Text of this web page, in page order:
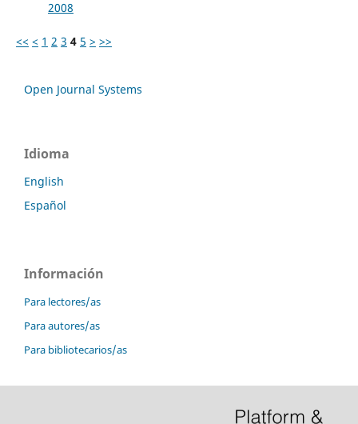
2008
<< < 1 2 3 4 5 > >>
Open Journal Systems
Idioma
English
Español
Información
Para lectores/as
Para autores/as
Para bibliotecarios/as